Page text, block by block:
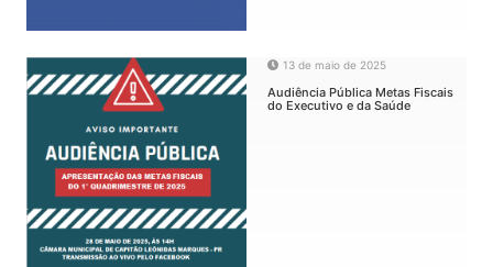
13 de maio de 2025
Audiência Pública Metas Fiscais
do Executivo e da Saúde